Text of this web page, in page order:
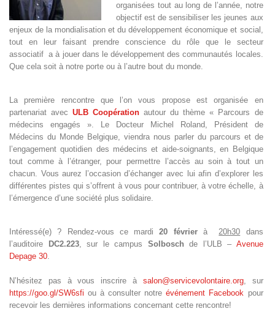
organisées tout au long de l’année, notre
objectif est de sensibiliser les jeunes aux
enjeux de la mondialisation et du développement économique et social,
tout en leur faisant prendre conscience du rôle que le secteur
associatif a à jouer dans le développement des communautés locales.
Que cela soit à notre porte ou à l’autre bout du monde.
La première rencontre que l’on vous propose est organisée en
partenariat avecULB Coopération autour du thème « Parcours de
médecins engagés ». Le Docteur Michel Roland, Président de
Médecins du Monde Belgique, viendra nous parler du parcours et de
l’engagement quotidien des médecins et aide-soignants, en Belgique
tout comme à l’étranger, pour permettre l’accès au soin à tout un
chacun. Vous aurez l’occasion d’échanger avec lui afin d’explorer les
différentes pistes qui s’offrent à vous pour contribuer, à votre échelle, à
l’émergence d’une société plus solidaire.
Intéressé(e) ? Rendez-vous ce mardi20 févrierà20h30 dans
l’auditoire
DC2.223, sur le campus Solbosch de l’ULB – Avenue
Depage 30.
N’hésitez pas à vous inscrire à salon@servicevolontaire.org, sur
https://goo.gl/SW6sfi ou à consulter notreévénement Facebook pour
recevoir les dernières informations concernant cette rencontre!